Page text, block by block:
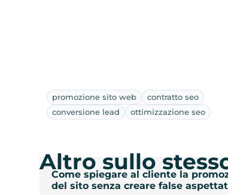
promozione sito web
contratto seo
conversione lead
ottimizzazione seo
Come spiegare al cliente la
del sito senza creare false
Altro sullo